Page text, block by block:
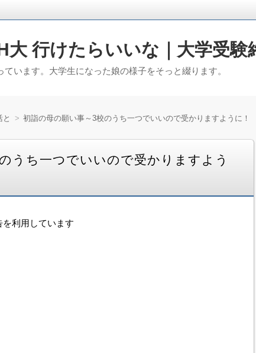
大 行けたらいいな｜大学受験
います。大学生になった娘の様子をそっと綴ります。
初詣の母の願い事～3校のうち一つでいいので受かりますように！
うち一つでいいので受かりますよう
利用しています